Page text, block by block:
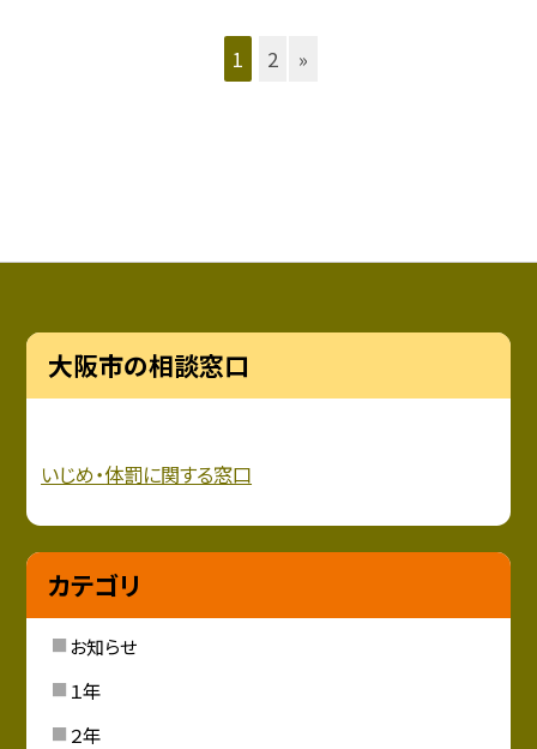
1 2 »
大阪市の相談窓口
いじめ・体罰に関する窓口
カテゴリ
お知らせ
１年
２年